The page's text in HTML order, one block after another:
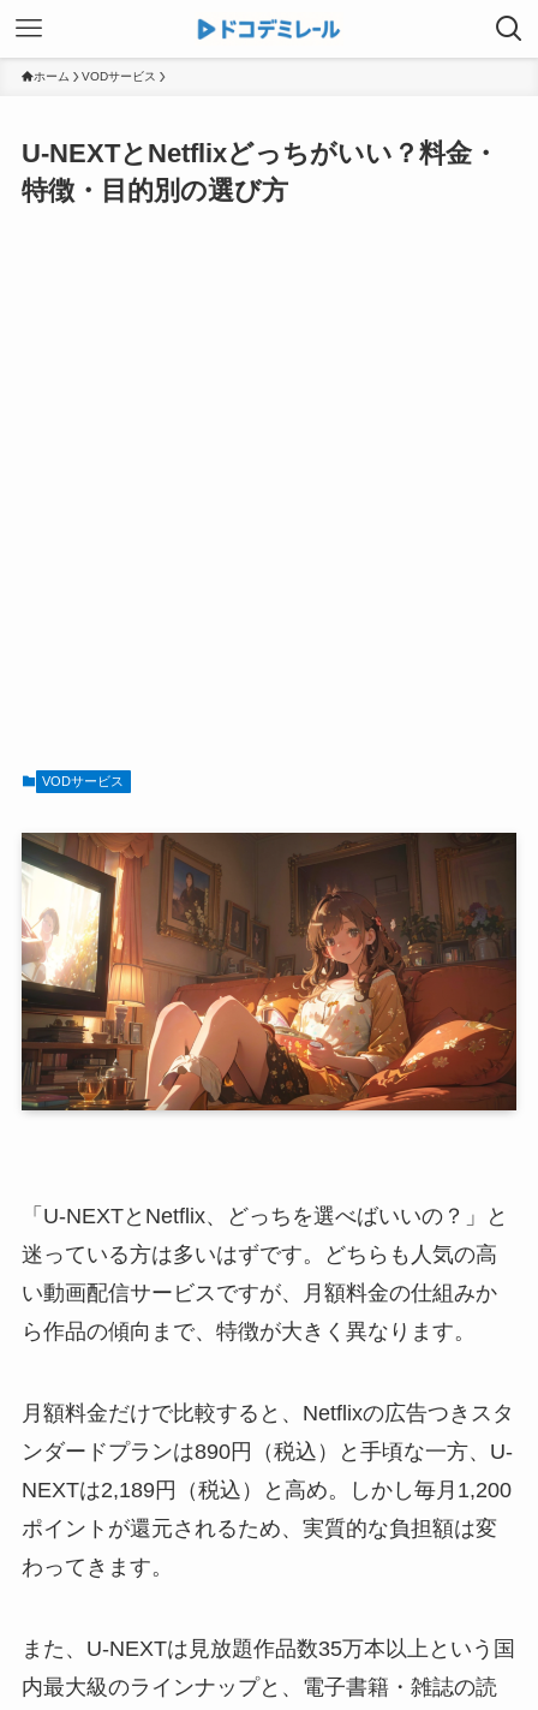
ホーム VODサービス
U-NEXTとNetflixどっちがいい？料金・
特徴・目的別の選び方
VODサービス
「U-NEXTとNetflix、どっちを選べばいいの？」と
迷っている方は多いはずです。どちらも人気の高
い動画配信サービスですが、月額料金の仕組みか
ら作品の傾向まで、特徴が大きく異なります。
月額料金だけで比較すると、Netflixの広告つきスタ
ンダードプランは890円（税込）と手頃な一方、U-
NEXTは2,189円（税込）と高め。しかし毎月1,200
ポイントが還元されるため、実質的な負担額は変
わってきます。
また、U-NEXTは見放題作品数35万本以上という国
内最大級のラインナップと、電子書籍・雑誌の読